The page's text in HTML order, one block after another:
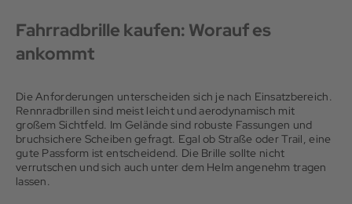
Fahrradbrille kaufen: Worauf es
ankommt
Die Anforderungen unterscheiden sich je nach Einsatzbereich.
Rennradbrillen sind meist leicht und aerodynamisch mit
großem Sichtfeld. Im Gelände sind robuste Fassungen und
bruchsichere Scheiben gefragt. Egal ob Straße oder Trail, eine
gute Passform ist entscheidend. Die Brille sollte nicht
verrutschen und sich auch unter dem Helm angenehm tragen
lassen.